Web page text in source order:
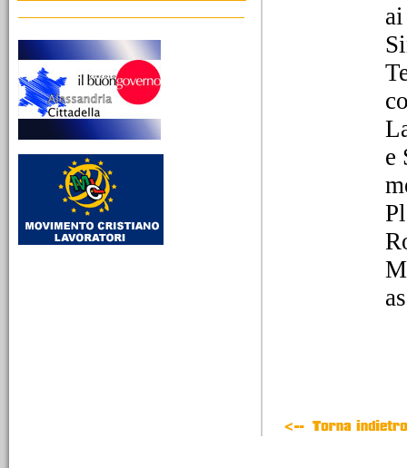
10/03/2026
Lina Borgo Guenna,
educare alla libertà tra
scuola, socialismo e
impegno civile
Da Alessandria24 - LMCA
712 - Dalla Radio alla
stampa - Una donna laica
al servizio dei più piccoli
e